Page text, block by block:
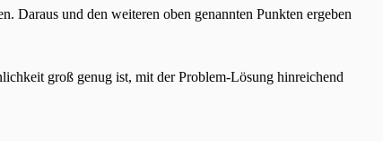
Daraus und den weiteren oben genannten Punkten ergeben
groß genug ist, mit der Problem-Lösung hinreichend